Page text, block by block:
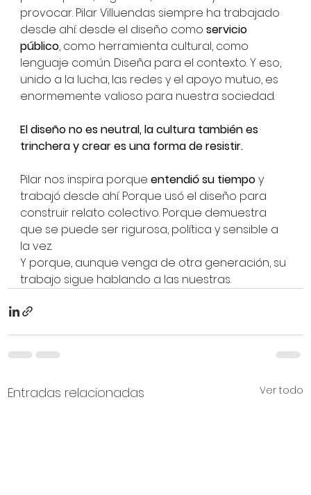
provocar. Pilar Villuendas siempre ha trabajado
desde ahí: desde el diseño como servicio
público, como herramienta cultural, como
lenguaje común. Diseña para el contexto. Y eso,
unido a la lucha, las redes y el apoyo mutuo, es
enormemente valioso para nuestra sociedad.
El diseño no es neutral, la cultura también es
trinchera y crear es una forma de resistir.
Pilar nos inspira porque entendió su tiempo y
trabajó desde ahí. Porque usó el diseño para
construir relato colectivo. Porque demuestra
que se puede ser rigurosa, política y sensible a
la vez.
Y porque, aunque venga de otra generación, su
trabajo sigue hablando a las nuestras.
Entradas relacionadas Ver todo